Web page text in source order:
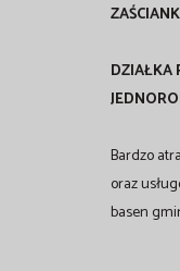
DZIAŁKA
Bardzo
oraz
basen